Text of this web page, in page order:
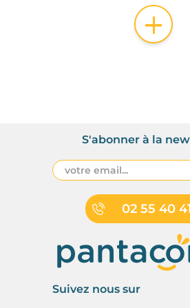
+
02 55 40
S'abonner à la
Suivez nous sur